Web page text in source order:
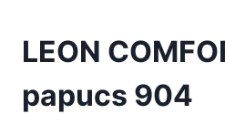
LEON
papucs 904